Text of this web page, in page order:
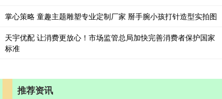
掌心策略 童趣主题雕塑专业定制厂家 掰手腕小孩打针造型实拍图
天宇优配 让消费更放心！市场监管总局加快完善消费者保护国家
标准
推荐资讯